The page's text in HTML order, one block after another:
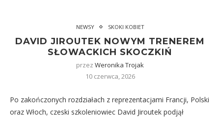
NEWSY SKOKI KOBIET
DAVID JIROUTEK NOWYM TRENEREM
SŁOWACKICH SKOCZKIŃ
przez Weronika Trojak
10 czerwca, 2026
Po zakończonych rozdziałach z reprezentacjami Francji, Polski
oraz Włoch, czeski szkoleniowiec David Jiroutek podjął